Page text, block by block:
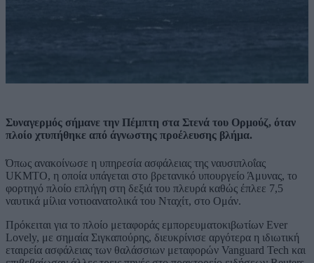
Συναγερμός σήμανε την Πέμπτη στα Στενά του Ορμούζ, όταν
πλοίο χτυπήθηκε από άγνωστης προέλευσης βλήμα.
Όπως ανακοίνωσε η υπηρεσία ασφάλειας της ναυσιπλοΐας
UKMTO, η οποία υπάγεται στο βρετανικό υπουργείο Άμυνας, το
φορτηγό πλοίο επλήγη στη δεξιά του πλευρά καθώς έπλεε 7,5
ναυτικά μίλια νοτιοανατολικά του Νταχίτ, στο Ομάν.
Πρόκειται για το πλοίο μεταφοράς εμπορευματοκιβωτίων Ever
Lovely, με σημαία Σιγκαπούρης, διευκρίνισε αργότερα η ιδιωτική
εταιρεία ασφάλειας των θαλάσσιων μεταφορών Vanguard Tech και